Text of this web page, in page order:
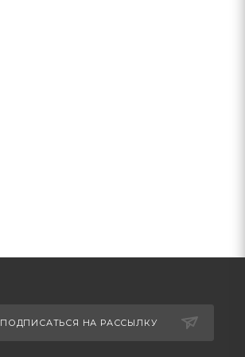
ПОДПИСАТЬСЯ НА РАССЫЛКУ